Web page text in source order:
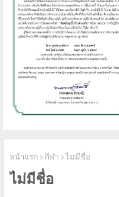
หน้าแรก กีฬา ไม่มีชื่อ
ไม่มีชื่อ